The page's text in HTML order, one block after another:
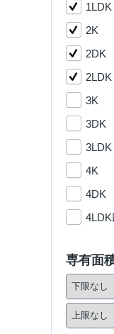
1LDK
2K
2DK
2LDK
3K
3DK
3LDK
4K
4DK
4LDK
専有面